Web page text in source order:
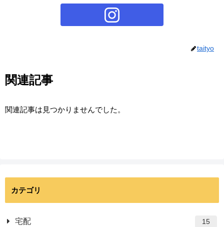
taityo
関連記事
関連記事は見つかりませんでした。
カテゴリ
宅配 15